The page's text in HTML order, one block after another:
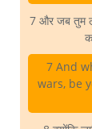
7 और जब तुम
7 And
wars, be